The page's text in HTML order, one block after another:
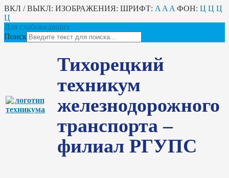
ВКЛ / ВЫКЛ: ИЗОБРАЖЕНИЯ: ШРИФТ: A A A ФОН: Ц Ц Ц
Ц
Для слабовидящих
Поиск
Тихорецкий
техникум
железнодорожного
транспорта –
филиал РГУПС